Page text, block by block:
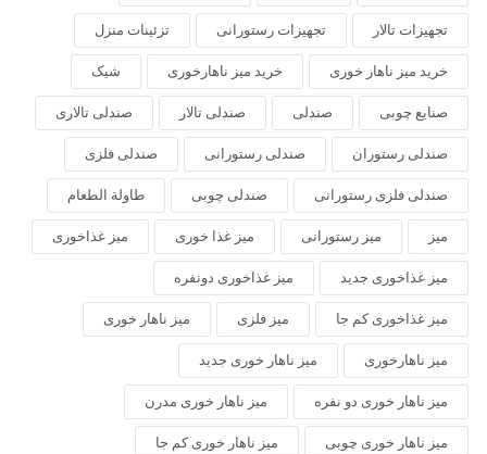
تجهیزات تالار تجهیزات رستورانی تزئینات منزل
خرید میز ناهار خوری خرید میز ناهارخوری شیک
صنایع چوبی صندلی صندلی تالار صندلی تالاری
صندلی رستوران صندلی رستورانی صندلی فلزی
صندلی فلزی رستورانی صندلی چوبی طاولة الطعام
میز میز رستورانی میز غذا خوری میز غذاخوری
میز غذاخوری جدید میز غذاخوری دونفره
میز غذاخوری کم جا میز فلزی میز ناهار خوری
میز ناهارخوری میز ناهار خوری جدید
میز ناهار خوری دو نفره میز ناهار خوری مدرن
میز ناهار خوری چوبی میز ناهار خوری کم جا